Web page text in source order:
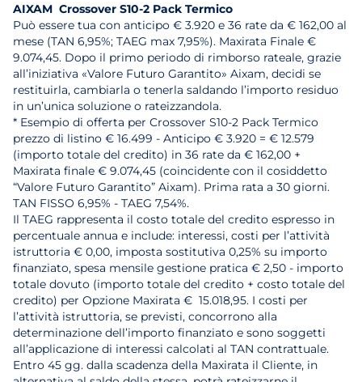
AIXAM Crossover S10-2 Pack Termico
Può essere tua con anticipo € 3.920 e 36 rate da € 162,00 al
mese (TAN 6,95%; TAEG max 7,95%). Maxirata Finale €
9.074,45. Dopo il primo periodo di rimborso rateale, grazie
all’iniziativa «Valore Futuro Garantito» Aixam, decidi se
restituirla, cambiarla o tenerla saldando l’importo residuo
in un’unica soluzione o rateizzandola.
* Esempio di offerta per Crossover S10-2 Pack Termico
prezzo di listino € 16.499 - Anticipo € 3.920 = € 12.579
(importo totale del credito) in 36 rate da € 162,00 +
Maxirata finale € 9.074,45 (coincidente con il cosiddetto
“Valore Futuro Garantito” Aixam). Prima rata a 30 giorni.
TAN FISSO 6,95% - TAEG 7,54%.
Il TAEG rappresenta il costo totale del credito espresso in
percentuale annua e include: interessi, costi per l’attività
istruttoria € 0,00, imposta sostitutiva 0,25% su importo
finanziato, spesa mensile gestione pratica € 2,50 - importo
totale dovuto (importo totale del credito + costo totale del
credito) per Opzione Maxirata € 15.018,95. I costi per
l’attività istruttoria, se previsti, concorrono alla
determinazione dell’importo finanziato e sono soggetti
all’applicazione di interessi calcolati al TAN contrattuale.
Entro 45 gg. dalla scadenza della Maxirata il Cliente, in